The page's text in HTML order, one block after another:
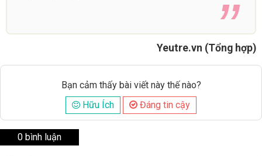
Yeutre.vn (Tổng hợp)
Bạn cảm thấy bài viết này thế nào?
Hữu Ích
Đáng tin cậy
0 bình luận